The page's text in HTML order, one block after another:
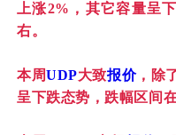
上涨2%，其它容量呈
右。
本周UDP大致报价，除
呈下跌态势，跌幅区间